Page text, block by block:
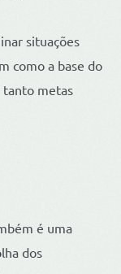
situações
como a base do
tanto metas
é uma
dos